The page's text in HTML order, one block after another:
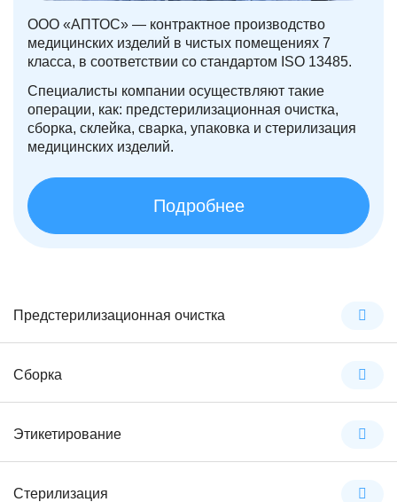
ООО «АПТОС» — контрактное производство
медицинских изделий в чистых помещениях 7
класса, в соответствии со стандартом ISO 13485.
Специалисты компании осуществляют такие
операции, как: предстерилизационная очистка,
сборка, склейка, сварка, упаковка и стерилизация
медицинских изделий.
Подробнее
Предстерилизационная очистка
Сборка
Этикетирование
Стерилизация